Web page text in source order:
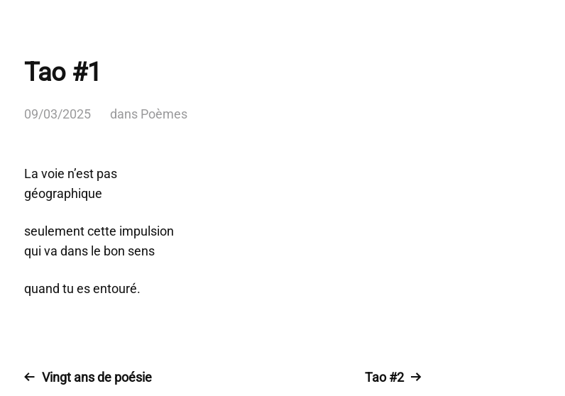
Tao #1
09/03/2025 dans Poèmes
La voie n’est pas
géographique
seulement cette impulsion
qui va dans le bon sens
quand tu es entouré.
Vingt ans de poésie Tao #2